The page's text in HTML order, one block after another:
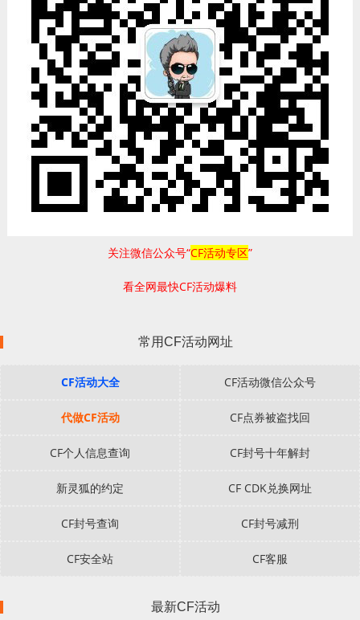
关注微信公众号“CF活动专区”
看全网最快CF活动爆料
常用CF活动网址
CF活动大全 CF活动微信公众号
代做CF活动 CF点券被盗找回
CF个人信息查询 CF封号十年解封
新灵狐的约定 CF CDK兑换网址
CF封号查询 CF封号减刑
CF安全站 CF客服
最新CF活动